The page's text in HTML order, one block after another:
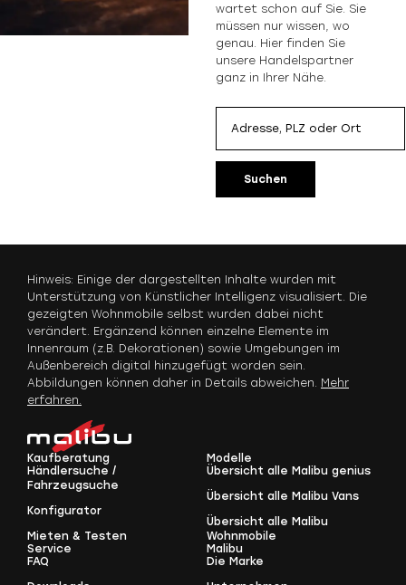
wartet schon auf Sie. Sie
müssen nur wissen, wo
genau. Hier finden Sie
unsere Handelspartner
ganz in Ihrer Nähe.
Suchen
Hinweis: Einige der dargestellten Inhalte wurden mit
Unterstützung von Künstlicher Intelligenz visualisiert. Die
gezeigten Wohnmobile selbst wurden dabei nicht
verändert. Ergänzend können einzelne Elemente im
Innenraum (z.B. Dekorationen) sowie Umgebungen im
Außenbereich digital hinzugefügt worden sein.
Abbildungen können daher in Details abweichen. Mehr
erfahren.
Kaufberatung
Händlersuche /
Fahrzeugsuche
Konfigurator
Mieten & Testen
Modelle
Übersicht alle Malibu genius
Übersicht alle Malibu Vans
Übersicht alle Malibu
Wohnmobile
Service
FAQ
Malibu
Die Marke